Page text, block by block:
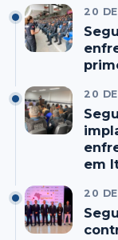
20
20
em
20